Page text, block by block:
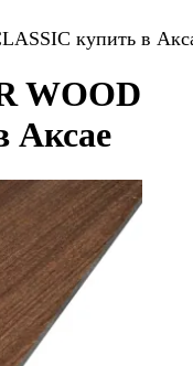
купить в
WOOD
Аксае